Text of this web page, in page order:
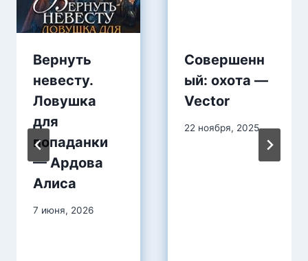
Вернуть
невесту.
Ловушка
для
попаданки
— Ардова
Алиса
7 июня, 2026
Совершенн
ый: охота —
Vector
22 ноября, 2025